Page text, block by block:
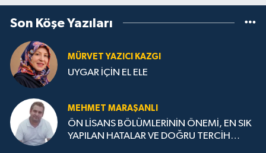
Son Köşe Yazıları
MÜRVET YAZICI KAZGI
UYGAR İÇİN EL ELE
MEHMET MARAŞANLI
ÖN LİSANS BÖLÜMLERİNİN ÖNEMİ, EN SIK
YAPILAN HATALAR VE DOĞRU TERCİH